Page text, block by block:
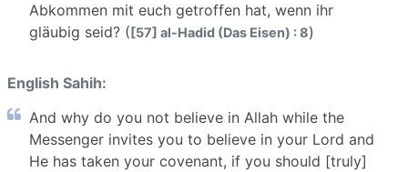
Abkommen mit euch getroffen hat, wenn ihr
gläubig seid? ([57] al-Hadid (Das Eisen) : 8)
English Sahih:
And why do you not believe in Allah while the
Messenger invites you to believe in your Lord and
He has taken your covenant, if you should [truly]